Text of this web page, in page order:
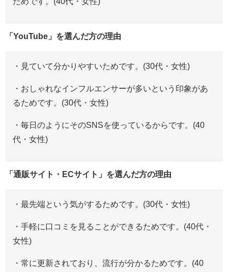
「YouTube」を選んだ方の理由
・見ていて分かりやすいためです。(30代・女性)
・おしゃれなインフルエンサーが多いという印象があ
るためです。(30代・女性)
・毎日のようにそのSNSを使っているからです。(40
代・女性)
「通販サイト・ECサイト」を選んだ方の理由
・最先端という気がするためです。(30代・女性)
・手軽に口コミを見ることができるためです。(40代・
女性)
・常に更新されており、流行が分かるためです。(40